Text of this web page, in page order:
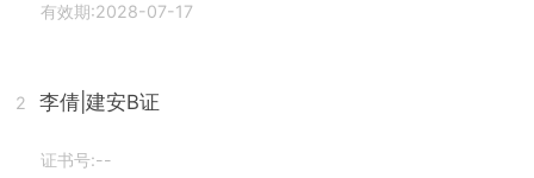
有效期:2028-07-17
2 李倩 |建安B证
证书号:--